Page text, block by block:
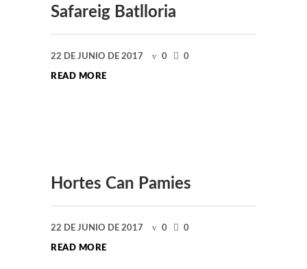
Safareig Batlloria
22 DE JUNIO DE 2017 0 0
READ MORE
Hortes Can Pamies
22 DE JUNIO DE 2017 0 0
READ MORE